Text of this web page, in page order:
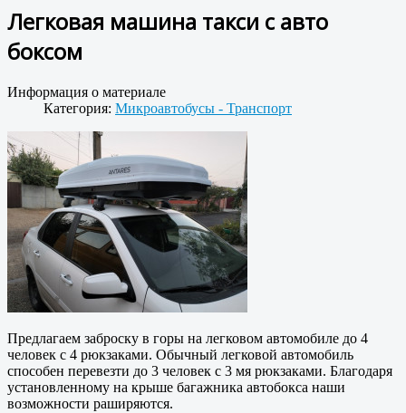
Легковая машина такси с авто
боксом
Информация о материале
Категория: Микроавтобусы - Транспорт
Предлагаем заброску в горы на легковом автомобиле до 4
человек с 4 рюкзаками. Обычный легковой автомобиль
способен перевезти до 3 человек с 3 мя рюкзаками. Благодаря
установленному на крыше багажника автобокса наши
возможности раширяются.